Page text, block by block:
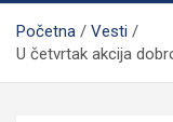
Početna
Vesti
U četvrtak akcija